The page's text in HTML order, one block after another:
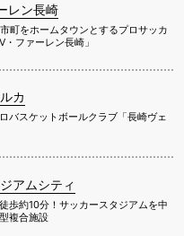
レン長崎
町をホームタウンとするプロサッカ
・ファーレン長崎」
カ
バスケットボールクラブ「長崎ヴェ
アムシティ
歩約10分！サッカースタジアムを中
複合施設